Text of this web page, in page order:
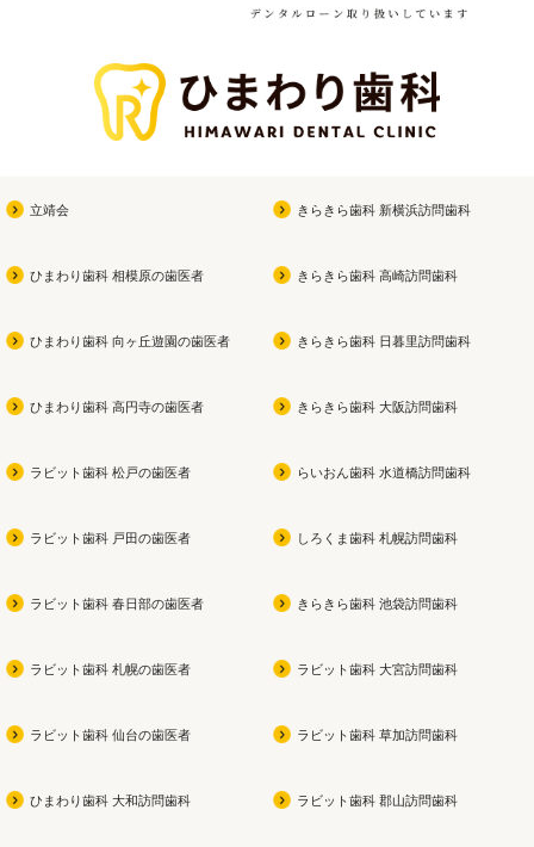
立靖会
ひまわり歯科 相模原の歯医者
ひまわり歯科 向ヶ丘遊園の歯医者
ひまわり歯科 高円寺の歯医者
ラビット歯科 松戸の歯医者
ラビット歯科 戸田の歯医者
ラビット歯科 春日部の歯医者
ラビット歯科 札幌の歯医者
ラビット歯科 仙台の歯医者
ひまわり歯科 大和訪問歯科
きらきら歯科 新横浜訪問歯科
きらきら歯科 高崎訪問歯科
きらきら歯科 日暮里訪問歯科
きらきら歯科 大阪訪問歯科
らいおん歯科 水道橋訪問歯科
しろくま歯科 札幌訪問歯科
きらきら歯科 池袋訪問歯科
ラビット歯科 大宮訪問歯科
ラビット歯科 草加訪問歯科
ラビット歯科 郡山訪問歯科